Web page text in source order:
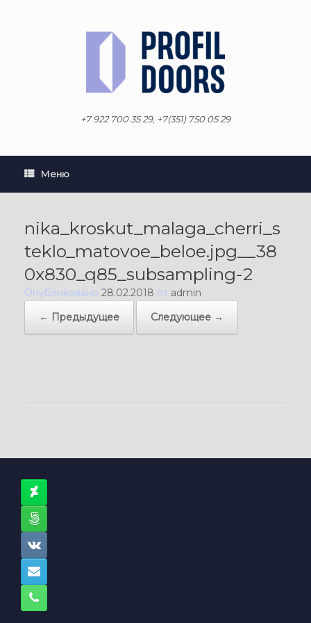
+7 922 700 35 29, +7(351) 750 05 29
Меню
nika_kroskut_malaga_cherri_s
teklo_matovoe_beloe.jpg__38
0x830_q85_subsampling-2
Опубликовано 28.02.2018 от admin
← Предыдущее
Следующее →